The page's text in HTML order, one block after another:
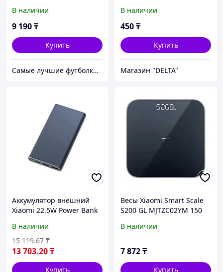
mAh} (Голубой / 10400 мА/
ч)
В наличии
9 190₸
Купить
Самые лучшие футболки на планете продаются тут.
В наличии
450₸
Купить
Магазин "DELTA"
Аккумулятор внешний
Xiaomi 22.5W Power Bank
В наличии
13 703.20₸
15 119.67 ₸
Купить
Весы Xiaomi Smart Scale
S200 GL MJTZC02YM 150
В наличии
7 872₸
Купить